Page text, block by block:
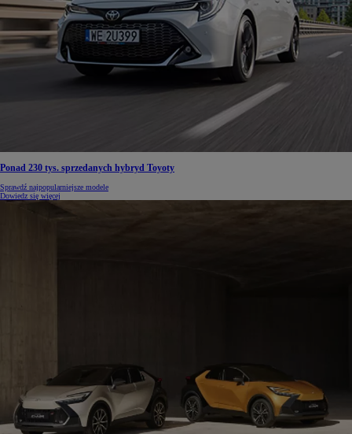
Ponad 230 tys. sprzedanych hybryd Toyoty
Sprawdź najpopularniejsze modele
Dowiedz się więcej